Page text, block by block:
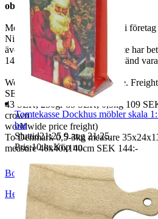
observerar det.
Moms ingår i våra priser. Har ni
Ni kan
även fråga om faktura om ni inte har
14 dagars full returrätt vid oanvänd
We also ship abroad worldwide.
SEK, 100 gr
43 SEK, 250gr 85 SEK, 0,5kg 109
crown
worldwide price freight)
To Denmark 0,5-3kg measure
measure 40x40x140cm SEK 144:-
BoutiqueNo9
Helsingborg,Sverige
Tomtekasse Dockhus möbler skala
bar
Sluttid21:25 9 aug 21:25.
Pris:10 kr,Köp nu.